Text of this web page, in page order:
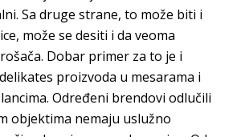
Sa druge strane, to može biti i
može se desiti i da veoma
Dobar primer za to je i
proizvoda u mesarama i
Određeni brendovi odlučili
objektima nemaju uslužno